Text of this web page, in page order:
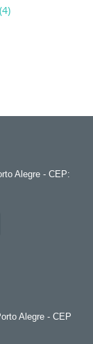
Alegre - CEP:
Alegre - CEP